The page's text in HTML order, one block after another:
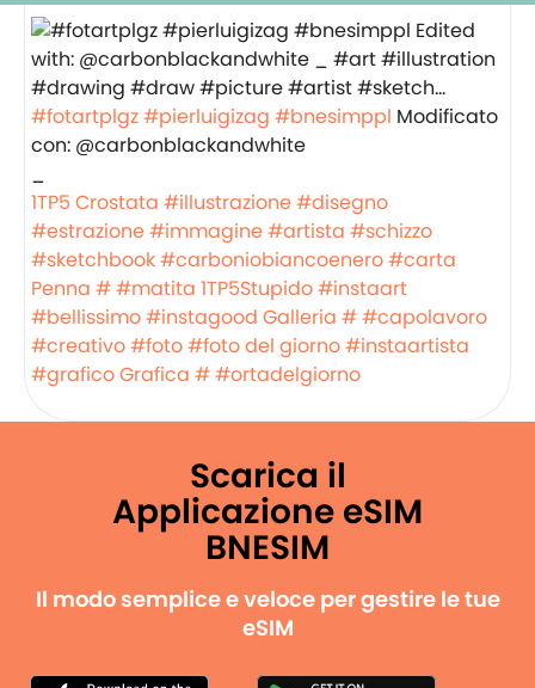
#fotartplgz#pierluigizag #bnesimppl Modificato
con: @carbonblackandwhite
_
1TP5 Crostata #illustrazione#disegno
#estrazione#immagine#artista #schizzo
#sketchbook#carboniobiancoenero#carta
Penna ##matita 1TP5Stupido#instaart
#bellissimo#instagood Galleria ##capolavoro
#creativo#foto#foto del giorno#instaartista
#graficoGrafica ##ortadelgiorno
Scarica il
Applicazione eSIM
BNESIM
Il modo semplice e veloce per gestire le tue
eSIM